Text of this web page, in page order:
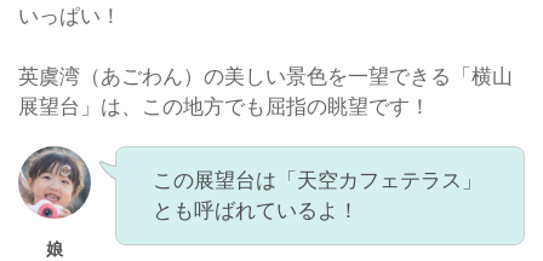
いっぱい！
英虞湾（あごわん）の美しい景色を一望できる「横山
展望台」は、この地方でも屈指の眺望です！
娘
この展望台は「天空カフェテラス」
とも呼ばれているよ！